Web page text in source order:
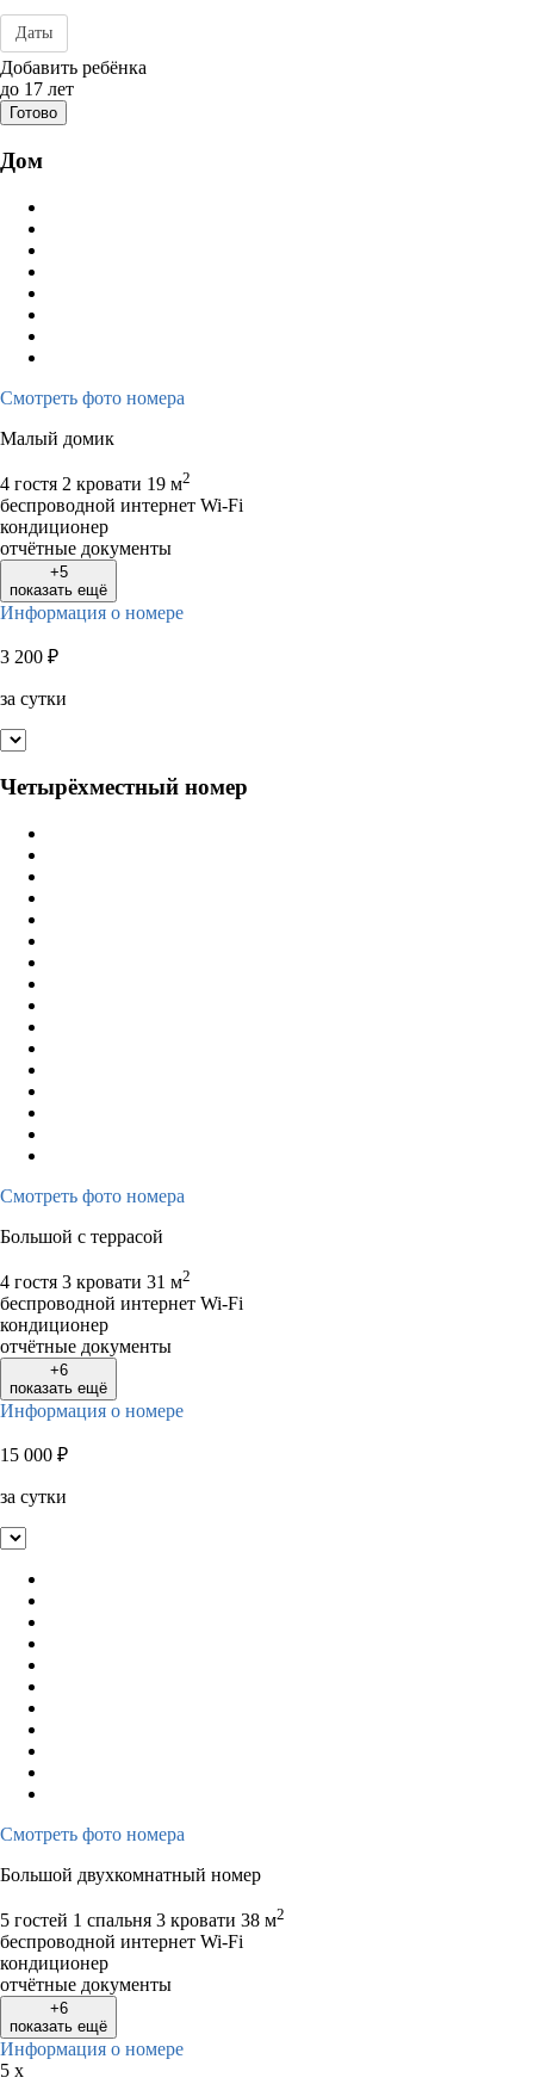
Даты
Дата заезда - отъезда
Добавить ребёнка
до 17 лет
Готово
Дом
Смотреть фото номера
Малый домик
4 гостя 2 кровати 19 м2
беспроводной интернет Wi-Fi
кондиционер
отчётные документы
+5
показать ещё
Информация о номере
3 200 ₽
за сутки
Четырёхместный номер
Смотреть фото номера
Большой с террасой
4 гостя 3 кровати 31 м2
беспроводной интернет Wi-Fi
кондиционер
отчётные документы
+6
показать ещё
Информация о номере
15 000 ₽
за сутки
Смотреть фото номера
Большой двухкомнатный номер
5 гостей 1 спальня 3 кровати 38 м2
беспроводной интернет Wi-Fi
кондиционер
отчётные документы
+6
показать ещё
Информация о номере
5 x